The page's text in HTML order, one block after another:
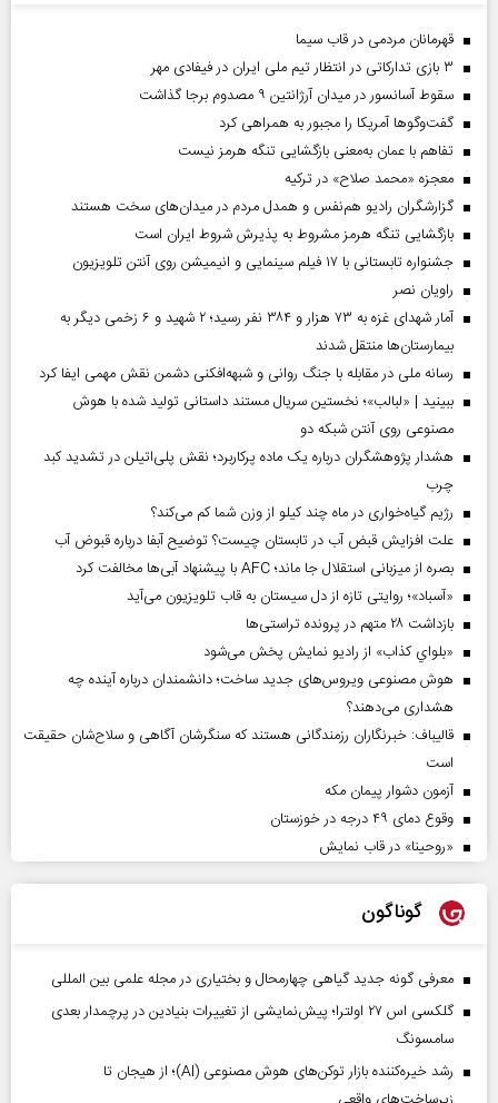
قهرمانان مردمی در قاب سیما
۳ بازی تدارکاتی در انتظار تیم ملی ایران در فیفادی مهر
سقوط آسانسور در میدان آرژانتین ۹ مصدوم برجا گذاشت
گفت‌وگوها آمریکا را مجبور به همراهی کرد
تفاهم با عمان به‌معنی بازگشایی تنگه هرمز نیست
معجزه «محمد صلاح» در ترکیه
گزارشگران رادیو هم‌نفس و همدل مردم در میدان‌های سخت هستند
بازگشایی تنگه هرمز مشروط به پذیرش شروط ایران است
جشنواره تابستانی با ۱۷ فیلم سینمایی و انیمیشن روی آنتن تلویزیون
راویان نصر
آمار شهدای غزه به ۷۳ هزار و ۳۸۴ نفر رسید؛ ۲ شهید و ۶ زخمی دیگر به
بیمارستان‌ها منتقل شدند
رسانه ملی در مقابله با جنگ روانی و شبهه‌افکنی دشمن نقش مهمی ایفا کرد
ببینید | «لبالب»؛ نخستین سریال مستند داستانی تولید شده با هوش
مصنوعی روی آنتن شبکه دو
هشدار پژوهشگران درباره یک ماده پرکاربرد؛ نقش پلی‌اتیلن در تشدید کبد
چرب
رژیم گیاه‌خواری در ماه چند کیلو از وزن شما کم می‌کند؟
علت افزایش قبض آب در تابستان چیست؟ توضیح آبفا درباره قبوض آب
بصره از میزبانی استقلال جا ماند؛ AFC با پیشنهاد آبی‌ها مخالفت کرد
«آسباد»؛ روایتی تازه از دل سیستان به قاب تلویزیون می‌آید
بازداشت ۲۸ متهم در پرونده تراستی‌ها
«بلواي کذاب» از رادیو نمایش پخش می‌شود
هوش مصنوعی ویروس‌های جدید ساخت؛ دانشمندان درباره آینده چه
هشداری می‌دهند؟
قالیباف: خبرنگاران رزمندگانی هستند که سنگرشان آگاهی و سلاح‌شان حقیقت
است
آزمون دشوار پیمان مکه
وقوع دمای ۴۹ درجه در خوزستان
«روحینا» در قاب نمایش
گوناگون
معرفی گونه جدید گیاهی چهارمحال و بختیاری در مجله علمی بین المللی
گلکسی اس ۲۷ اولترا؛ پیش‌نمایشی از تغییرات بنیادین در پرچمدار بعدی
سامسونگ
رشد خیره‌کننده بازار توکن‌های هوش مصنوعی (AI)؛ از هیجان تا